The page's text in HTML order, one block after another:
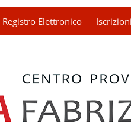
Registro Elettronico